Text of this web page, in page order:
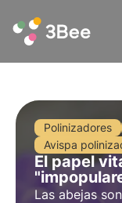
Polinizadores
Avispa
El papel
Las abejas